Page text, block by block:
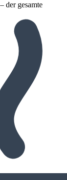
der gesamte